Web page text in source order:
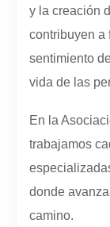
y la creación
contribuyen a
sentimiento
vida de las
En la
trabajamos
donde
camino.